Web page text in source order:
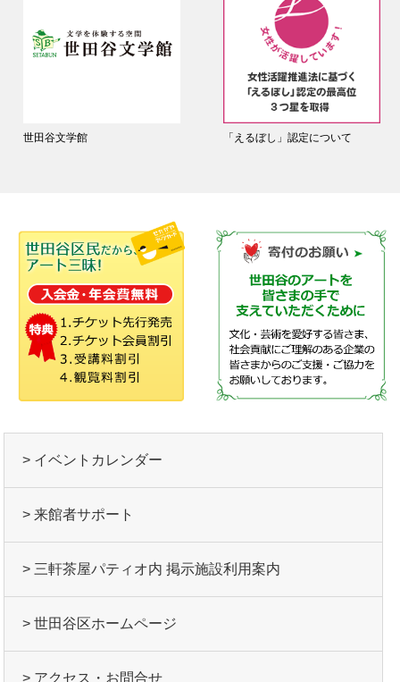
世田谷文学館 「えるぼし」認定について
> イベントカレンダー
> 来館者サポート
> 三軒茶屋パティオ内 掲示施設利用案内
> 世田谷区ホームページ
> アクセス・お問合せ